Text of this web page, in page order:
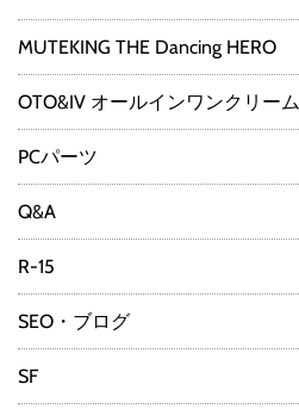
MUTEKING THE Dancing HERO
OTO&IV オールインワンクリーム
PCパーツ
Q&A
R-15
SEO・ブログ
SF